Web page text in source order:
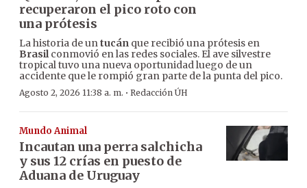
recuperaron el pico roto con
una prótesis
La historia de untucán que recibió una prótesis en
Brasilconmovió en las redes sociales. El ave silvestre
tropical tuvo una nueva oportunidad luego de un
accidente que le rompió gran parte de la punta del pico.
Agosto 2, 2026 11:38 a. m. · Redacción ÚH
Mundo Animal
Incautan una perra salchicha
y sus 12 crías en puesto de
Aduana de Uruguay